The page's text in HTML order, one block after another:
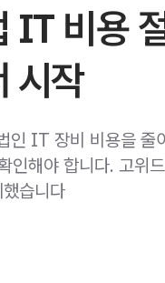
IT 비용
시작
인 IT 장비 비용을 줄
인해야 합니다. 고위
습니다